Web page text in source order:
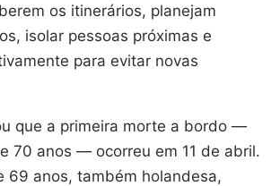
os itinerários, planejam
isolar pessoas próximas e
para evitar novas
que a primeira morte a bordo —
70 anos — ocorreu em 11 de abril.
69 anos, também holandesa,